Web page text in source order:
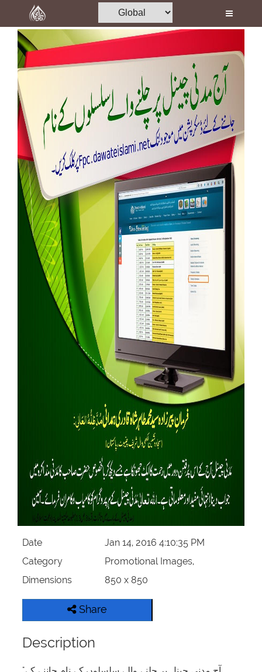
Home
Al-Quran
Books
Media
Madani Channel
Volunteer Portal
Rohani Ilaj
Donation
Blog
Magazine
Departments
Our Websites
Date
Jan 14, 2016 4:10:35 PM
Category
Promotional Images,
Dimensions
850 x 850
Share
Description